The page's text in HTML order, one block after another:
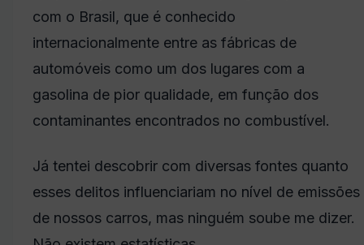
com o Brasil, que é conhecido
internacionalmente entre as fábricas de
automóveis como um dos lugares com a
gasolina de pior qualidade, em função dos
contaminantes encontrados no combustível.
Já tentei descobrir com diversas fontes quanto
esses delitos influenciariam no nível de emissões
de nossos carros, mas ninguém soube me dizer.